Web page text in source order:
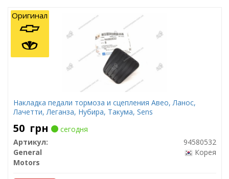
Накладка педали тормоза и сцепления Авео, Ланос,
Лачетти, Леганза, Нубира, Такума, Sens
50 грн
сегодня
Артикул:
94580532
General
Motors
Корея
Оригинал